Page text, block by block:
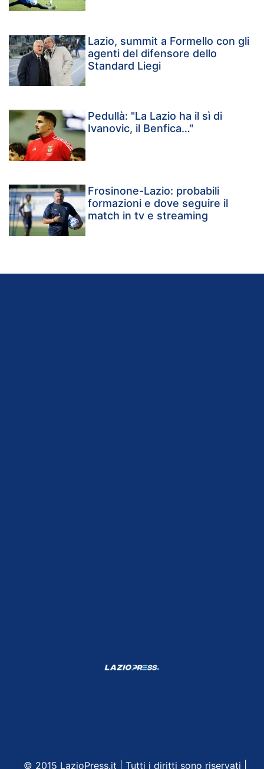
Lazio, summit a Formello con gli
agenti del difensore dello
Standard Liegi
Pedullà: "La Lazio ha il sì di
Ivanovic, il Benfica…"
Frosinone-Lazio: probabili
formazioni e dove seguire il
match in tv e streaming
© 2015 LazioPress.it | Tutti i diritti sono riservati |